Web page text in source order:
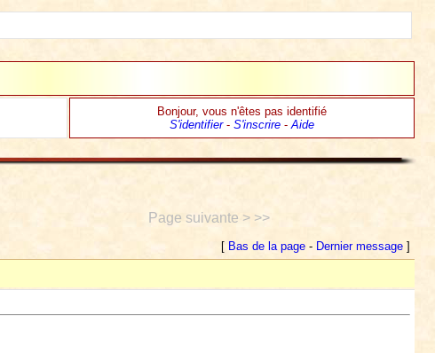
Bonjour, vous n'êtes pas identifié
S'identifier- S'inscrire-Aide
Page suivante > >>
[ Bas de la page- Dernier message]